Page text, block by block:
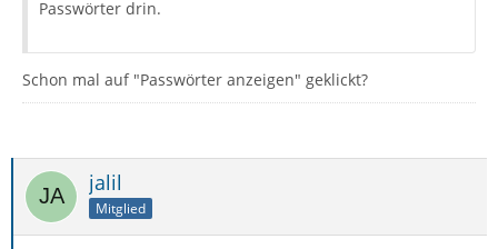
Passwörter drin.
Schon mal auf "Passwörter anzeigen" geklickt?
jalil
Mitglied